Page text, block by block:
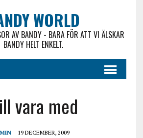
WORLD
AV BANDY - BARA FÖR ATT VI ÄLSKAR
BANDY HELT ENKELT.
vara med
19 DECEMBER, 2009